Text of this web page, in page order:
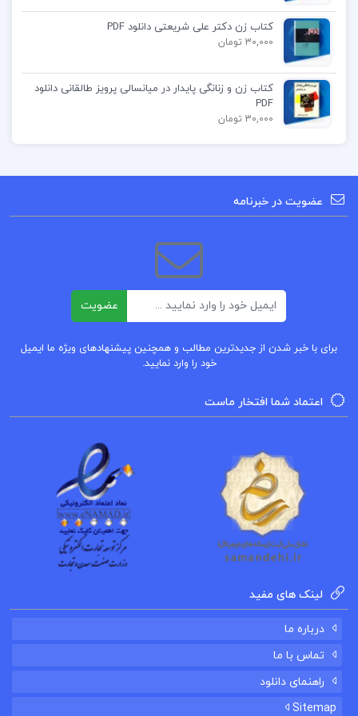
هرکول زیست جلد دوم
پی دی اف کتاب هرکول زیست
کتاب پیشنهادی
پی دی اف کتاب زیست شناسی جامع دوازدهم
کتاب زن دکتر علی شریعتی دانلود PDF
30,000 تومان
کتاب زن و زنانگی پایدار در میانسالی پرویز طالقانی دانلود
PDF
30,000 تومان
عضویت در خبرنامه
عضویت
برای با خبر شدن از جدیدترین مطالب و همچنین پیشنهادهای ویژه ما ایمیل
خود را وارد نمایید.
اعتماد شما افتخار ماست
لینک های مفید
درباره ما
تماس با ما
راهنمای دانلود
Sitemap